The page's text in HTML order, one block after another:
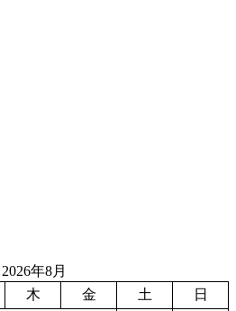
2026年8月
木 金 土
日